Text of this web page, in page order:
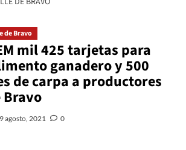
de Bravo
mil 425 tarjetas para
ganadero y 500
de carpa a productores
Bravo
9 agosto, 2021 0